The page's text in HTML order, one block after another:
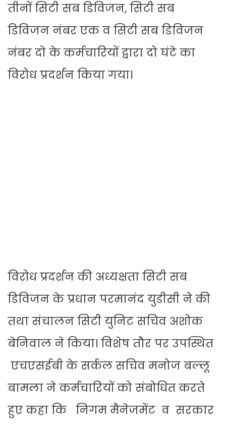
तीनों सिटी सब डिविजन, सिटी सब
डिविजन नंबर एक व सिटी सब डिविजन
नंबर दो के कर्मचारियों द्वारा दो घंटे का
विरोध प्रदर्शन किया गया।
विरोध प्रदर्शन की अध्यक्षता सिटी सब
डिविजन के प्रधान परमानंद युडीसी ने की
तथा संचालन सिटी युनिट सचिव अशोक
बेनिवाल ने किया। विशेष तौर पर उपस्थित
एचएसईबी के सर्कल सचिव मनोज बल्लू
बामला ने कर्मचारियों को संबोधित करते
हुए कहा कि निगम मैनेजमेंट व सरकार